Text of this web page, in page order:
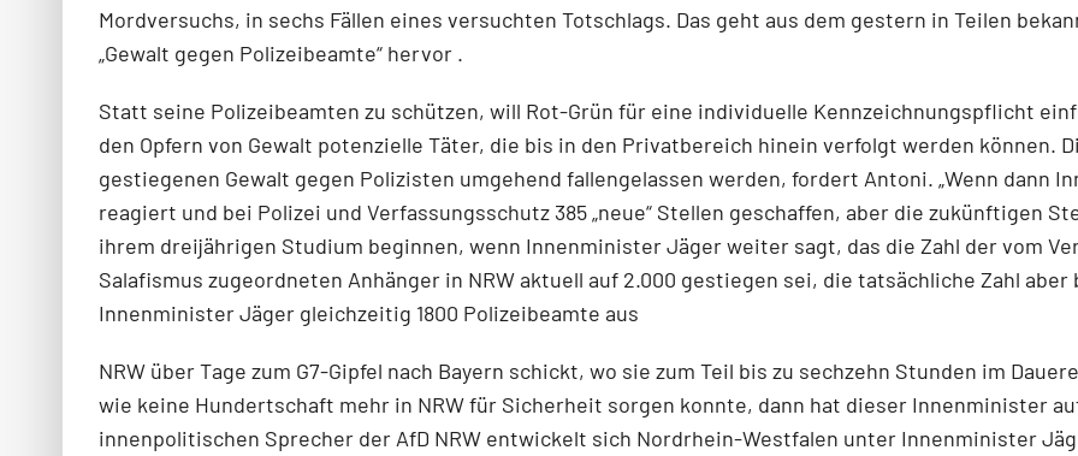
Mordversuchs, in sechs Fällen eines versuchten Totschlags. Das geht aus dem gestern in Teilen
„Gewalt gegen Polizeibeamte“ hervor .
Statt seine Polizeibeamten zu schützen, will Rot-Grün für eine individuelle Kennzeichnungspflicht
den Opfern von Gewalt potenzielle Täter, die bis in den Privatbereich hinein verfolgt werden können.
gestiegenen Gewalt gegen Polizisten umgehend fallengelassen werden, fordert Antoni. „Wenn dann
reagiert und bei Polizei und Verfassungsschutz 385 „neue“ Stellen geschaffen, aber die zukünftigen
ihrem dreijährigen Studium beginnen, wenn Innenminister Jäger weiter sagt, das die Zahl der vom
Salafismus zugeordneten Anhänger in NRW aktuell auf 2.000 gestiegen sei, die tatsächliche Zahl
Innenminister Jäger gleichzeitig 1800 Polizeibeamte aus
NRW über Tage zum G7-Gipfel nach Bayern schickt, wo sie zum Teil bis zu sechzehn Stunden im
wie keine Hundertschaft mehr in NRW für Sicherheit sorgen konnte, dann hat dieser Innenminister
innenpolitischen Sprecher der AfD NRW entwickelt sich Nordrhein-Westfalen unter Innenminister